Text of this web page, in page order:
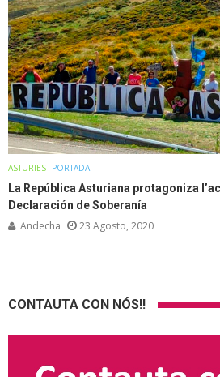
ASTURIES PORTADA
La República Asturiana protagoniza
Declaración de Soberanía
Andecha 23 Agosto, 2020
CONTAUTA CON NÓS!!